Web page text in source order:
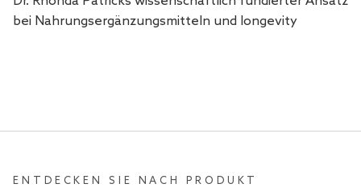
bei Nahrungsergänzungsmitteln und longevity
ENTDECKEN SIE NACH PRODUKT